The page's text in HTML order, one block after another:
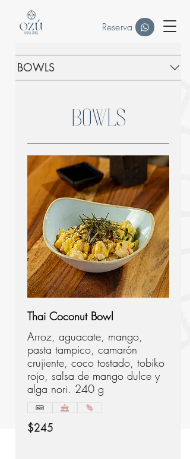
Reserva
BOWLS
BOWLS
Thai Coconut Bowl
Arroz, aguacate, mango,
pasta tampico, camarón
crujiente, coco tostado, tobiko
rojo, salsa de mango dulce y
alga nori. 240 g
$245